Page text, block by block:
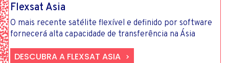
Flexsat Asia
O mais recente satélite flexível e definido por software
fornecerá alta capacidade de transferência na Ásia
DESCUBRA A FLEXSAT ASIA